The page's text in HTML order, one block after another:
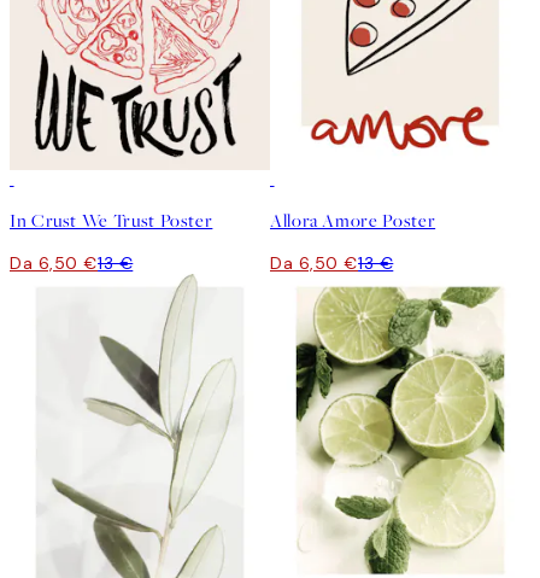
In Crust We Trust Poster
Da 6,50 €13 €
Allora Amore Poster
Da 6,50 €13 €